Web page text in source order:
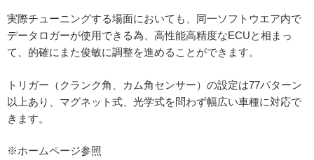
実際チューニングする場面においても、同一ソフトウエア内で
データロガーが使用できる為、高性能高精度なECUと相まっ
て、的確にまた俊敏に調整を進めることができます。
トリガー（クランク角、カム角センサー）の設定は77パターン
以上あり、マグネット式、光学式を問わず幅広い車種に対応で
きます。
※ホームページ参照